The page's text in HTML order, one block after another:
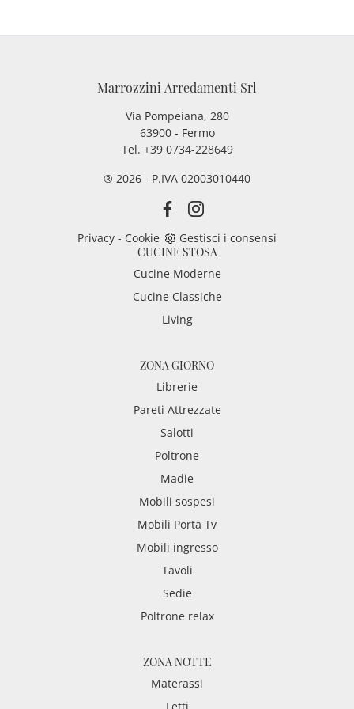
Marrozzini Arredamenti Srl
Via Pompeiana, 280
63900 - Fermo
Tel. +39 0734-228649
® 2026 - P.IVA 02003010440
Privacy - Cookie
Gestisci i consensi
CUCINE STOSA
Cucine Moderne
Cucine Classiche
Living
ZONA GIORNO
Librerie
Pareti Attrezzate
Salotti
Poltrone
Madie
Mobili sospesi
Mobili Porta Tv
Mobili ingresso
Tavoli
Sedie
Poltrone relax
ZONA NOTTE
Materassi